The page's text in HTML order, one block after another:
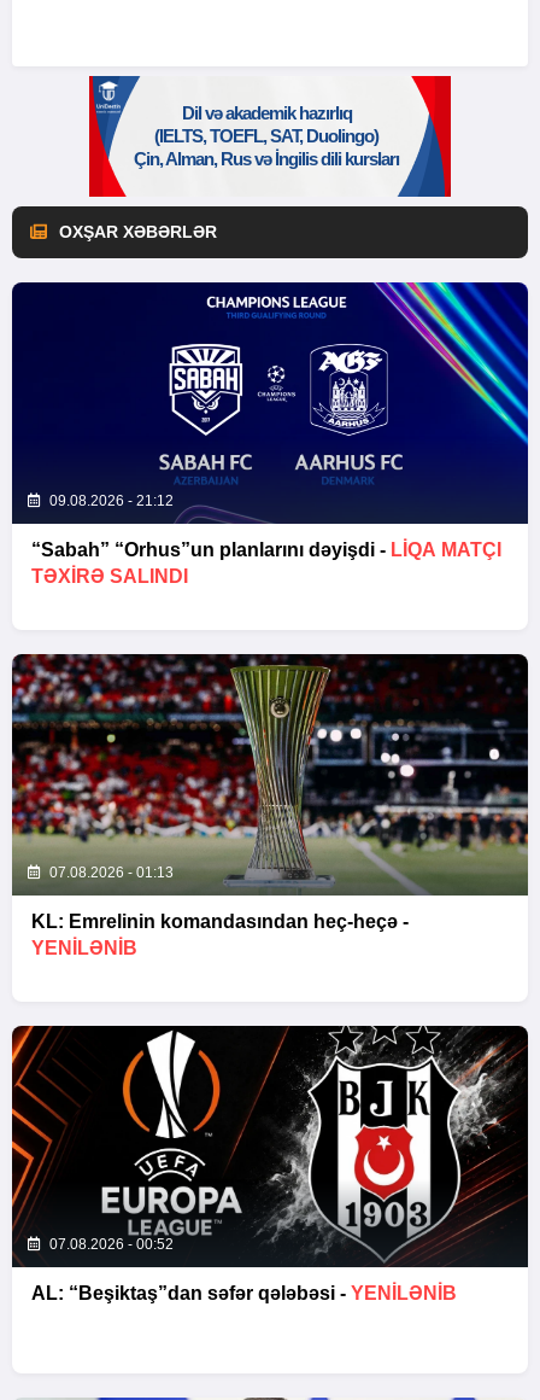
OXŞAR XƏBƏRLƏR
09.08.2026 - 21:12
“Sabah” “Orhus”un planlarını dəyişdi - LIQA MATÇI
TƏXIRƏ SALINDI
07.08.2026 - 01:13
KL: Emrelinin komandasından heç-heçə -
YENİLƏNİB
07.08.2026 - 00:52
AL: “Beşiktaş”dan səfər qələbəsi - YENİLƏNİB